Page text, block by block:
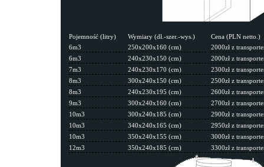
Pojemność (litry) Wymiary (dł.-szer.-wys.)
Cena (PLN netto.)
6m3
250x200x160 (cm)
2000zł z
6m3
240x230x150 (cm)
2000zł z
7m3
240x230x170 (cm)
2300zł z
8m3
300x240x150 (cm)
2500zł z
8m3
240x230x195 (cm)
2600zł z
9m3
300x240x160 (cm)
2700zł z
10m3
300x240x185 (cm)
2900zł z
10m3
340x240x165 (cm)
2950zł z
10m3
350x240x155 (cm)
3000zł z
12m3
350x240x185 (cm) 3300zł z